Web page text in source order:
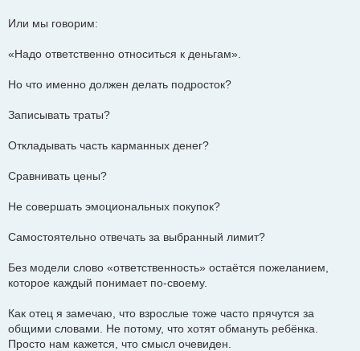
Или мы говорим:
«Надо ответственно относиться к деньгам».
Но что именно должен делать подросток?
Записывать траты?
Откладывать часть карманных денег?
Сравнивать цены?
Не совершать эмоциональных покупок?
Самостоятельно отвечать за выбранный лимит?
Без модели слово «ответственность» остаётся пожеланием,
которое каждый понимает по-своему.
Как отец я замечаю, что взрослые тоже часто прячутся за
общими словами. Не потому, что хотят обмануть ребёнка.
Просто нам кажется, что смысл очевиден.